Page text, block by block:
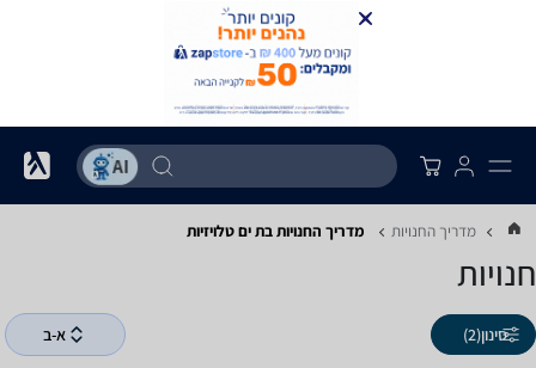
מדריך החנויות מדריך החנויות ‏בת ים ‏טלויזיות
חנויות
סינון(2) א-ב